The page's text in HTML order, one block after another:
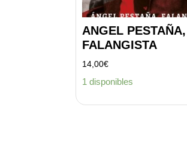
ANGEL PESTAÑA,
FALANGISTA
14,00€
1 disponibles